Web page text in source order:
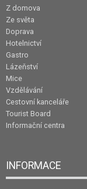
Z domova
Ze světa
Doprava
Hotelnictví
Gastro
Lázeňství
Mice
Vzdělávání
Cestovní kanceláře
Tourist Board
Informační centra
INFORMACE